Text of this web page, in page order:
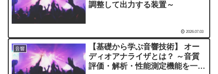
調整して出力する装置～
2026.07.03
音響
【基礎から学ぶ音響技術】 オー
ディオアナライザとは？ ～音質
評価・解析・性能測定機能を一纏